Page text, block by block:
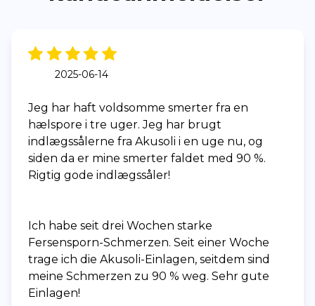
2025-06-14
Jeg har haft voldsomme smerter fra en
hælspore i tre uger. Jeg har brugt
indlægssålerne fra Akusoli i en uge nu, og
siden da er mine smerter faldet med 90 %.
Rigtig gode indlægssåler!
Ich habe seit drei Wochen starke
Fersensporn-Schmerzen. Seit einer Woche
trage ich die Akusoli-Einlagen, seitdem sind
meine Schmerzen zu 90 % weg. Sehr gute
Einlagen!